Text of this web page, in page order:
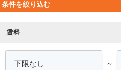
条件を絞り込む
賃料
～